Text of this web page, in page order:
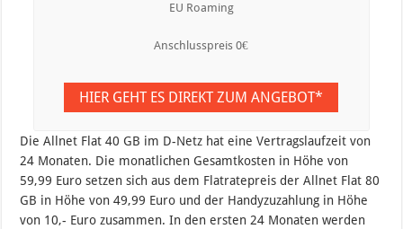
EU Roaming
Anschlusspreis 0€
HIER GEHT ES DIREKT ZUM ANGEBOT*
Die Allnet Flat 40 GB im D-Netz hat eine Vertragslaufzeit von
24 Monaten. Die monatlichen Gesamtkosten in Höhe von
59,99 Euro setzen sich aus dem Flatratepreis der Allnet Flat 80
GB in Höhe von 49,99 Euro und der Handyzuzahlung in Höhe
von 10,- Euro zusammen. In den ersten 24 Monaten werden